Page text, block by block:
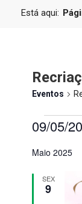
Está aqui:
Eventos
09/05/
a
data.
Maio 2025
SEX
9